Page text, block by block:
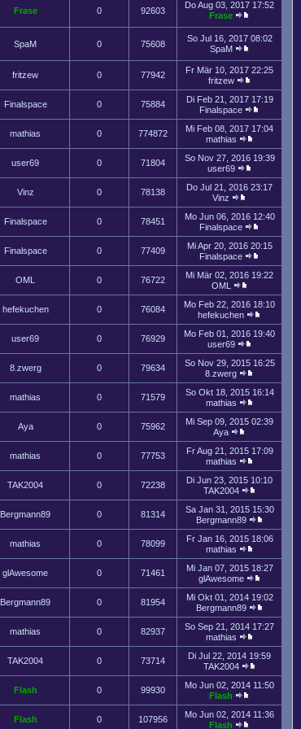
Frase 0 92603
Do Aug 03, 2017 17:52
Frase
SpaM 0 75608
So Jul 16, 2017 08:02
SpaM
fritzew 0 77942
Fr Mär 10, 2017 22:25
fritzew
Finalspace 0 75884
Di Feb 21, 2017 17:19
Finalspace
mathias 0 774872
Mi Feb 08, 2017 17:04
mathias
user69 0 71804
So Nov 27, 2016 19:39
user69
Vinz 0 78138
Do Jul 21, 2016 23:17
Vinz
Finalspace 0 78451
Mo Jun 06, 2016 12:40
Finalspace
Finalspace 0 77409
Mi Apr 20, 2016 20:15
Finalspace
OML 0 76722
Mi Mär 02, 2016 19:22
OML
hefekuchen 0 76084
Mo Feb 22, 2016 18:10
hefekuchen
user69 0 76929
Mo Feb 01, 2016 19:40
user69
8.zwerg 0 79634
So Nov 29, 2015 16:25
8.zwerg
mathias 0 71579
So Okt 18, 2015 16:14
mathias
Aya 0 75962
Mi Sep 09, 2015 02:39
Aya
mathias 0 77753
Fr Aug 21, 2015 17:09
mathias
TAK2004 0 72238
Di Jun 23, 2015 10:10
TAK2004
Bergmann89 0 81314
Sa Jan 31, 2015 15:30
Bergmann89
mathias 0 78099
Fr Jan 16, 2015 18:06
mathias
glAwesome 0 71461
Mi Jan 07, 2015 18:27
glAwesome
Bergmann89 0 81954
Mi Okt 01, 2014 19:02
Bergmann89
mathias 0 82937
So Sep 21, 2014 17:27
mathias
TAK2004 0 73714
Di Jul 22, 2014 19:59
TAK2004
Flash 0 99930
Mo Jun 02, 2014 11:50
Flash
Flash 0 107956
Mo Jun 02, 2014 11:36
Flash